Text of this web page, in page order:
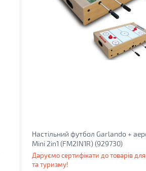
Настільний футбол Garlando +
Mini 2in1 (FM2IN1R) (929730)
Даруємо сертифікати до товарів
та туризму!